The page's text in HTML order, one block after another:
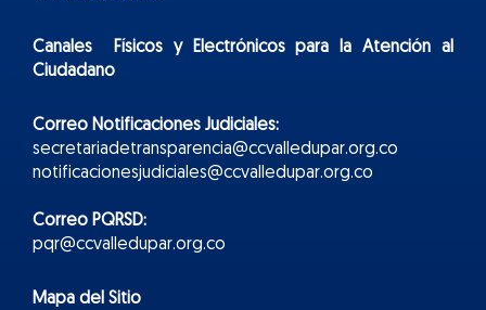
Canales Físicos yElectrónicospara la Atención al
Ciudadano
Correo Notificaciones Judiciales:
secretariadetransparencia@ccvalledupar.org.co
notificacionesjudiciales@ccvalledupar.org.co
Correo PQRSD:
pqr@ccvalledupar.org.co
Mapa del Sitio